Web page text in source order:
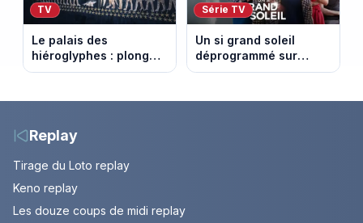
TV
Le palais des
hiéroglyphes : plongez
dans la tombe
les archéologues
Série TV
Un si grand soleil
déprogrammé sur
France 3 : cinq
diffusés le 13 août
Replay
Tirage du Loto replay
Keno replay
Les douze coups de midi replay